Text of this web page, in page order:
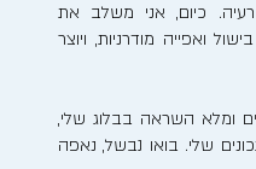
כיום, אני משלב את
ואפייה מודרניות, ויוצר
ומלא השראה בבלוג שלי,
שלי. בואו נבשל, נאפה